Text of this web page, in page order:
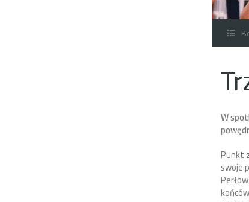
W
Punkt
swoje